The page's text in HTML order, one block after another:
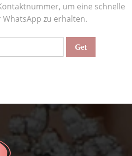
um eine schnelle
zu erhalten.